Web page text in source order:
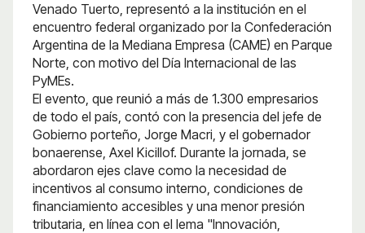
Venado Tuerto, representó a la institución en el
encuentro federal organizado por la Confederación
Argentina de la Mediana Empresa (CAME) en Parque
Norte, con motivo del Día Internacional de las
PyMEs.
El evento, que reunió a más de 1.300 empresarios
de todo el país, contó con la presencia del jefe de
Gobierno porteño, Jorge Macri, y el gobernador
bonaerense, Axel Kicillof. Durante la jornada, se
abordaron ejes clave como la necesidad de
incentivos al consumo interno, condiciones de
financiamiento accesibles y una menor presión
tributaria, en línea con el lema "Innovación,